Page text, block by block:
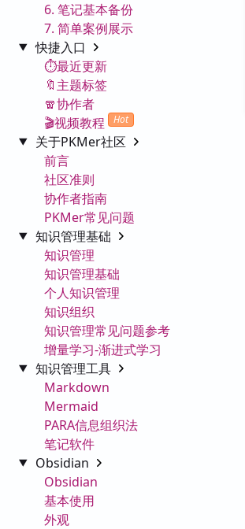
6. 笔记基本备份
7. 简单案例展示
快捷入口
⏱️最近更新
🔖主题标签
🧣协作者
🎬视频教程
Hot
关于PKMer社区
前言
社区准则
协作者指南
PKMer常见问题
知识管理基础
知识管理
知识管理基础
个人知识管理
知识组织
知识管理常见问题参考
增量学习-渐进式学习
知识管理工具
Markdown
Mermaid
PARA信息组织法
笔记软件
Obsidian
Obsidian
基本使用
外观